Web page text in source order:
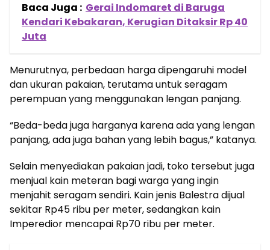
Baca Juga : Gerai Indomaret di Baruga
Kendari Kebakaran, Kerugian Ditaksir Rp 40
Juta
Menurutnya, perbedaan harga dipengaruhi model
dan ukuran pakaian, terutama untuk seragam
perempuan yang menggunakan lengan panjang.
“Beda-beda juga harganya karena ada yang lengan
panjang, ada juga bahan yang lebih bagus,” katanya.
Selain menyediakan pakaian jadi, toko tersebut juga
menjual kain meteran bagi warga yang ingin
menjahit seragam sendiri. Kain jenis Balestra dijual
sekitar Rp45 ribu per meter, sedangkan kain
Imperedior mencapai Rp70 ribu per meter.